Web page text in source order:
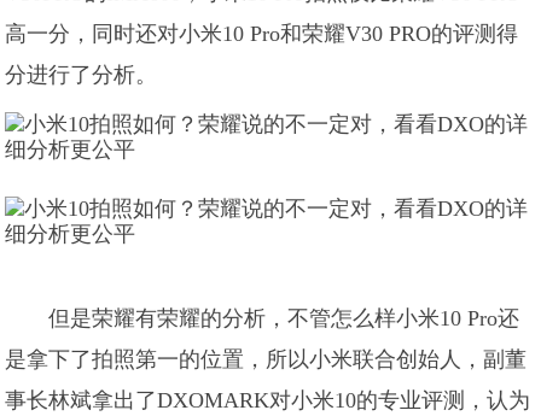
高一分，同时还对小米10 Pro和荣耀V30 PRO的评测得
分进行了分析。
但是荣耀有荣耀的分析，不管怎么样小米10 Pro还
是拿下了拍照第一的位置，所以小米联合创始人，副董
事长林斌拿出了DXOMARK对小米10的专业评测，认为